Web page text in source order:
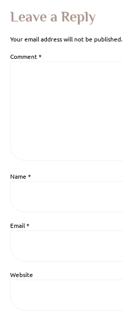
Leave a Reply
Your email address will not be published.
Comment*
Name *
Email*
Website